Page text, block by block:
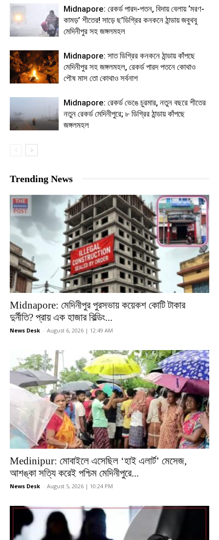
Midnapore: রেকর্ড পারদ-পতন, বিদায় বেলায় ‘মরণ-
কামড়’ শীতের! সাড়ে ছ’ডিগ্রির কনকনে ঠান্ডায় জবুথবু
মেদিনীপুর সহ জঙ্গলমহল
Midnapore: সাত ডিগ্রির কনকনে ঠান্ডায় কাঁপছে
মেদিনীপুর সহ জঙ্গলমহল, রেকর্ড পারদ পতনে কোথাও
পৌষ মাস তো কোথাও সর্বনাশ
Midnapore: রেকর্ড ভেঙে চুরমার, নতুন বছরে শীতের
নতুন রেকর্ড মেদিনীপুরে; ৮ ডিগ্রির ঠান্ডায় কাঁপছে
জঙ্গলমহল
Trending News
Midnapore: মেদিনীপুর পুরসভায় কয়েকশ কোটি টাকার
দুর্নীতি? প্রায় এক হাজার বিল্ডিং...
News Desk - August 6, 2026 | 12:49 AM
Medinipur: মোবাইলে এসেছিল ‘হাই এলার্ট’ মেসেজ,
আশঙ্কা সত্যি করেই পশ্চিম মেদিনীপুরে...
News Desk - August 5, 2026 | 10:24 PM